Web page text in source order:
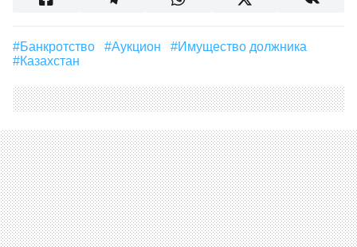
#банкротство #аукцион
#имущество должника
#Казахстан